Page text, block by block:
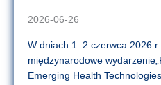
2026-06-26
W dniach 1–2 czerwca 2026
międzynarodowe
Emerging Health